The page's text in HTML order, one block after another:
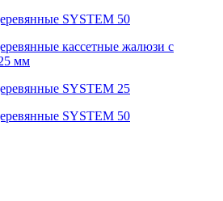
SYSTEM 50
кассетные жалюзи с
мм
SYSTEM 25
SYSTEM 50